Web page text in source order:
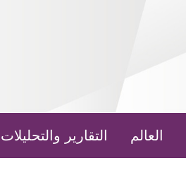
العالم التقارير والتحليلات